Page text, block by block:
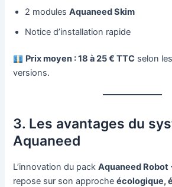
2 modulesAquaneed Skim
Notice d’installation rapide
Prix moyen : 18 à 25 € TTC selon
versions.
3. Les avantages du
Aquaneed
L’innovation du packAquaneed Robot
repose sur son approcheécologique,